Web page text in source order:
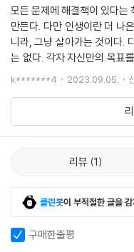
특히 그는 비교문학이라는 전
직업에서 체득한 철학적, 문
지그문트 바우만, 롤랑 바르
은 수많은 이들의 문장을 빌
그는 자신의 동료들과 함께 이
오백여 년 전에 “우리는 모양
야말로 몹시 친밀한 형태의
갈 길을 끝까지 나아간 오드
다”라며 관계 속에서의 홀로
의 문제이기도 하다. 『홀로』
- 한야 야나기하라 (소설가)
따뜻하고, 통찰력 있고, 계몽
하게 만들었다.
격조 있게 개인적인 것을 보
- 테레지아 엔첸스베르거 (저널리
솔직하고 현명하고 인정사정
모든 문제에 해결책이 있다는
만든다. 다만 인생이란 더 나
니라, 그냥 살아가는 것이다.
는 없다. 각자 자신만의 목표
와 닮았다. 스스로 목적의 본
k*******4 2023.09.05.
리뷰 1
클린봇이 부적절한 글을
구매한줄평